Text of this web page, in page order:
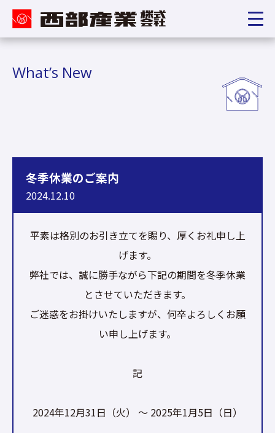
What’s New
冬季休業のご案内
2024.12.10
平素は格別のお引き立てを賜り、厚くお礼申し上
げます。
弊社では、誠に勝手ながら下記の期間を冬季休業
とさせていただきます。
ご迷惑をお掛けいたしますが、何卒よろしくお願
い申し上げます。
記
2024年12月31日（火） ～ 2025年1月5日（日）